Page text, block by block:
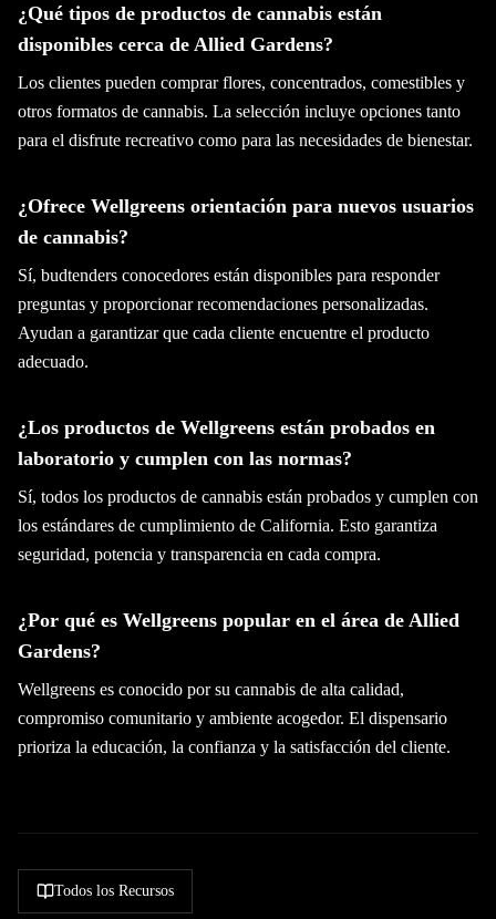
¿Qué tipos de productos de cannabis están
disponibles cerca de Allied Gardens?
Los clientes pueden comprar flores, concentrados, comestibles y
otros formatos de cannabis. La selección incluye opciones tanto
para el disfrute recreativo como para las necesidades de bienestar.
¿Ofrece Wellgreens orientación para nuevos usuarios
de cannabis?
Sí, budtenders conocedores están disponibles para responder
preguntas y proporcionar recomendaciones personalizadas.
Ayudan a garantizar que cada cliente encuentre el producto
adecuado.
¿Los productos de Wellgreens están probados en
laboratorio y cumplen con las normas?
Sí, todos los productos de cannabis están probados y cumplen con
los estándares de cumplimiento de California. Esto garantiza
seguridad, potencia y transparencia en cada compra.
¿Por qué es Wellgreens popular en el área de Allied
Gardens?
Wellgreens es conocido por su cannabis de alta calidad,
compromiso comunitario y ambiente acogedor. El dispensario
prioriza la educación, la confianza y la satisfacción del cliente.
Todos los Recursos